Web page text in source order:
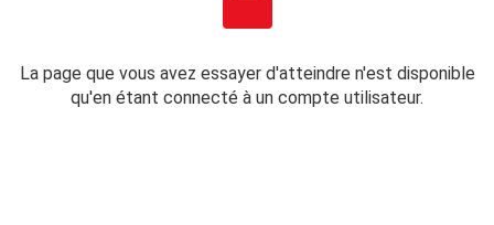
La page que vous avez essayer d'atteindre n'est disponible
qu'en étant connecté à un compte utilisateur.